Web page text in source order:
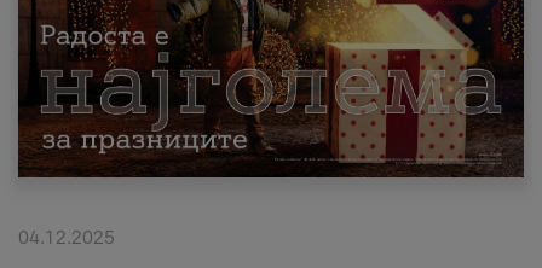
МК EN SQ
Приватни Деловни
Поддршка
Надополни кредит
04.12.2025